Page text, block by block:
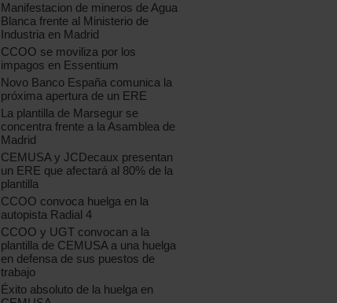
Manifestacion de mineros de Agua
Blanca frente al Ministerio de
Industria en Madrid
CCOO se moviliza por los
impagos en Essentium
Novo Banco España comunica la
próxima apertura de un ERE
La plantilla de Marsegur se
concentra frente a la Asamblea de
Madrid
CEMUSA y JCDecaux presentan
un ERE que afectará al 80% de la
plantilla
CCOO convoca huelga en la
autopista Radial 4
CCOO y UGT convocan a la
plantilla de CEMUSA a una huelga
en defensa de sus puestos de
trabajo
Éxito absoluto de la huelga en